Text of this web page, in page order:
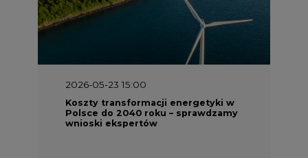
2026-05-23 15:00
Koszty transformacji energetyki w
Polsce do 2040 roku – sprawdzamy
wnioski ekspertów